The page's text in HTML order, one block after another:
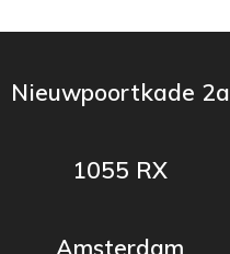
Nieuwpoortkade 2a
1055 RX
Amsterdam